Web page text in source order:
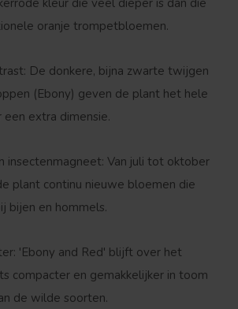
kleur die veel dieper is dan die
oranje trompetbloemen.
De donkere, bijna zwarte twijgen
(Ebony) geven de plant het hele
een extra dimensie.
insectenmagneet: Van juli tot oktober
plant continu nieuwe bloemen die
bijen en hommels.
'Ebony and Red' blijft over het
compacter en gemakkelijker in toom
de wilde soorten.